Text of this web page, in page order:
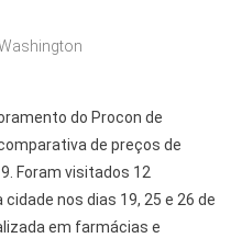
do Procon de
de preços de
Foram visitados 12
nos dias 19, 25 e 26 de
em farmácias e